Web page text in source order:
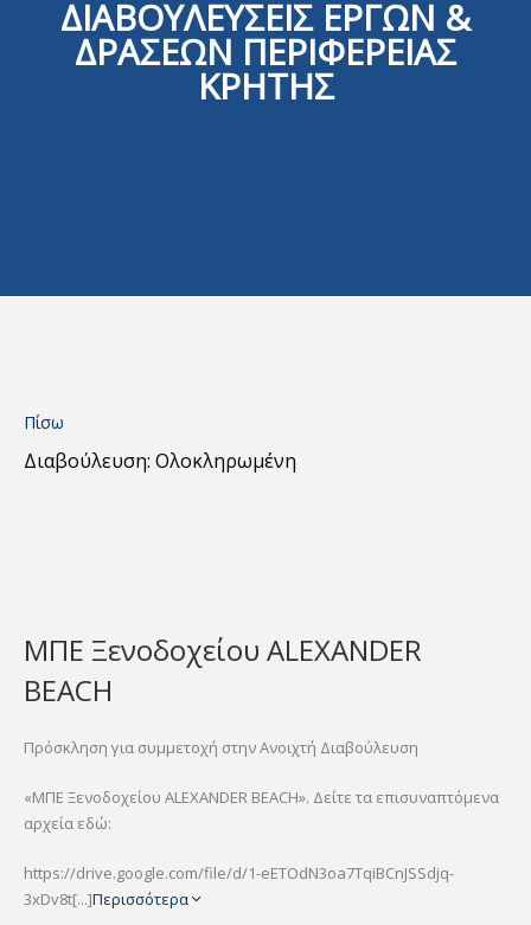
ΔΙΑΒΟΥΛΕΥΣΕΙΣ ΕΡΓΩΝ &
ΔΡΑΣΕΩΝ ΠΕΡΙΦΕΡΕΙΑΣ
ΚΡΗΤΗΣ
Πίσω
Διαβούλευση: Ολοκληρωμένη
ΜΠΕ Ξενοδοχείου ALEXANDER
BEACH
Πρόσκληση για συμμετοχή στην Ανοιχτή Διαβούλευση
«ΜΠΕ Ξενοδοχείου ALEXANDER BEACH». Δείτε τα επισυναπτόμενα
αρχεία εδώ:
https://drive.google.com/file/d/1-eETOdN3oa7TqiBCnJSSdjq-
3xDv8t[...]Περισσότερα